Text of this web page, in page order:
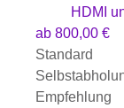
HDMI
ab 800,00 €
Standard
Empfehlung